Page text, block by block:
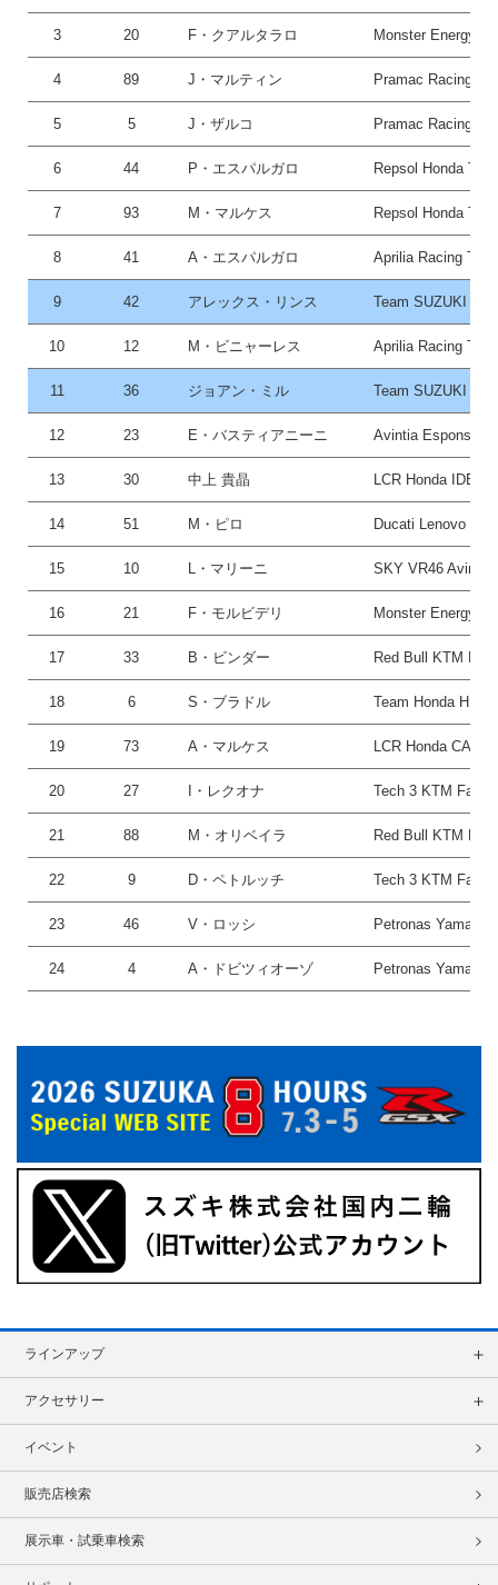
3 20 F・クアルタラロ Monster Energy
4 89 J・マルティン Pramac Racing
5 5 J・ザルコ Pramac Racing
6 44 P・エスパルガロ Repsol Honda
7 93 M・マルケス Repsol Honda
8 41 A・エスパルガロ Aprilia Racing
9 42 アレックス・リンス Team SUZUKI
10 12 M・ビニャーレス Aprilia Racing
11 36 ジョアン・ミル Team SUZUKI
12 23 E・バスティアニーニ Avintia
13 30 中上 貴晶 LCR Honda
14 51 M・ピロ Ducati Lenovo
15 10 L・マリーニ SKY VR46 Avintia
16 21 F・モルビデリ Monster Energy
17 33 B・ビンダー Red Bull KTM
18 6 S・ブラドル Team Honda HRC
19 73 A・マルケス LCR Honda
20 27 I・レクオナ Tech 3 KTM
21 88 M・オリベイラ Red Bull KTM
22 9 D・ペトルッチ Tech 3 KTM
23 46 V・ロッシ Petronas Yamaha
24 4 A・ドビツィオーゾ Petronas Yamaha
ラインアップ
アクセサリー
イベント
販売店検索
展示車・試乗車検索